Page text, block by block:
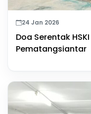
24 Jan 2026
Doa Serentak
Pematangsiantar